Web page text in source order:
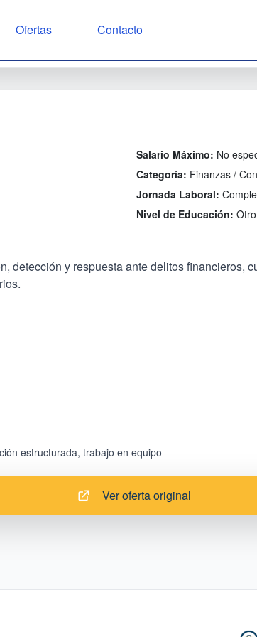
Ofertas Contacto
Salario Máximo: No
Categoría: Finanzas /
Jornada Laboral:
Nivel de Educación:
detección y respuesta ante delitos financieros,
Ver oferta original